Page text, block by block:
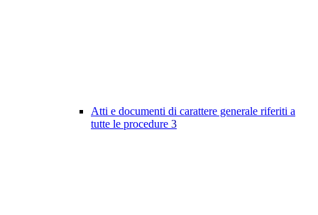
Atti e documenti di carattere generale riferiti a
tutte le procedure 3